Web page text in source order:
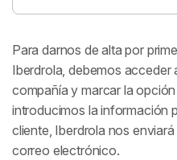
Para darnos de alta por
Iberdrola, debemos acceder
compañía y marcar la
introducimos la información
cliente, Iberdrola nos
correo electrónico.